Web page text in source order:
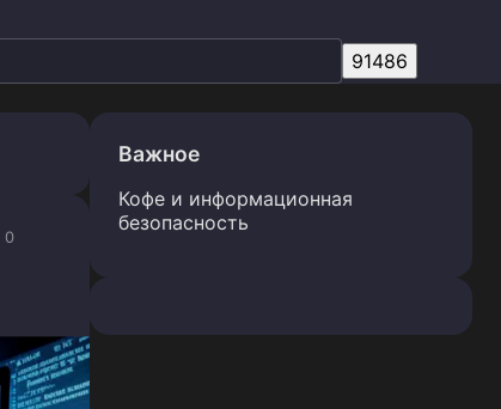
0
Важное
Кофе и информационная
безопасность